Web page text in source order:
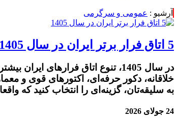
آرشیو : عمومی و سرگرمی
5 اتاق فرار برتر ایران در سال 1405
در سال 1405، تنوع اتاق
خلاقانه، دکور حرفه‌ای، اکتورهای قوی و
به سلیقه‌تان، گزینه‌ای را انتخاب کنید که
24 جولای 2026